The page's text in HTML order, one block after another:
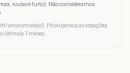
roubo e furto). Não consideramos
anonimizado). Priorizamos as cotações
últimos 7 meses.